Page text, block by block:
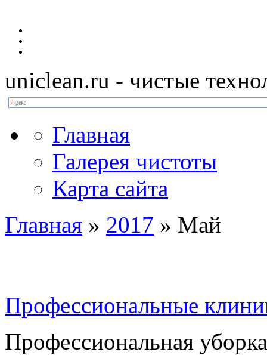
uniclean.ru - чистые
Главная
Галерея чистоты
Карта сайта
Главная » 2017 » Май
Профессиональные
Профессиональная